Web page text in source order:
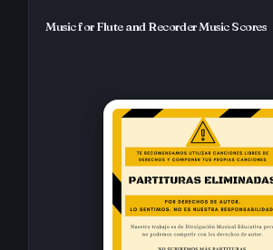
Music for Flute and Recorder Music Scores